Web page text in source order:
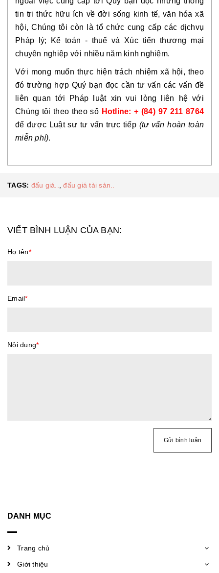
tin tri thức hữu ích về đời sống kinh tế, văn hóa xã
hội, Chúng tôi còn là tổ chức cung cấp các dịchvụ
Pháp lý; Kế toán - thuế và Xúc tiến thương mại
chuyên nghiệp với nhiều năm kinh nghiệm.
Với mong muốn thực hiện trách nhiệm xã hội, theo
đó trường hợp Quý bạn đọc cần tư vấn các vấn đề
liên quan tới Pháp luật xin vui lòng liên hệ với
Chúng tôi theo theo số Hotline: + (84) 97 211 8764
để được Luật sư tư vấn trực tiếp (tư vấn hoàn toàn
miễn phí).
TAGS: đấu giá..,đấu giá tài sản..
VIẾT BÌNH LUẬN CỦA BẠN:
Họ tên*
Email*
Nội dung*
Gửi bình luận
DANH MỤC
Trang chủ
Giới thiệu